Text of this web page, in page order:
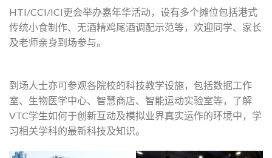
HTI/CCI/ICI更会举办嘉年华活动，设有多个摊位包括港式
传统小食制作、无酒精鸡尾酒调配示范等，欢迎同学、家长
及老师亲身到场参与。
到场人士亦可参观各院校的科技教学设施，包括数据工作
室、生物医学中心、智慧商店、智能运动实验室等，了解
VTC学生如何于创新互动及模拟业界真实运作的环境中，学
习相关学科的最新科技及知识。